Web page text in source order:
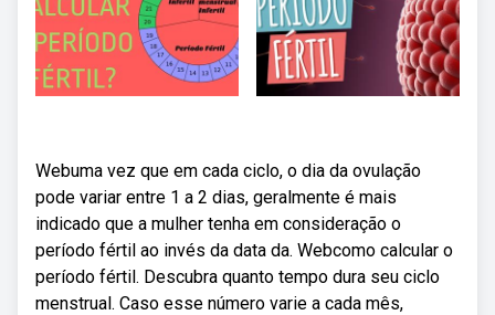
Webuma vez que em cada ciclo, o dia da ovulação
pode variar entre 1 a 2 dias, geralmente é mais
indicado que a mulher tenha em consideração o
período fértil ao invés da data da. Webcomo calcular o
período fértil. Descubra quanto tempo dura seu ciclo
menstrual. Caso esse número varie a cada mês,